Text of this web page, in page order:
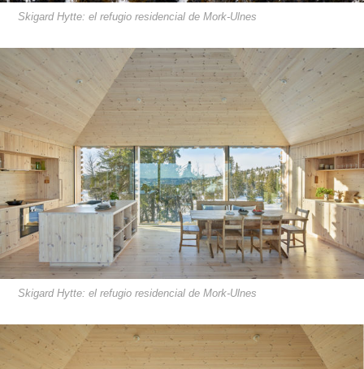
Skigard Hytte: el refugio residencial de Mork-Ulnes
Skigard Hytte: el refugio residencial de Mork-Ulnes